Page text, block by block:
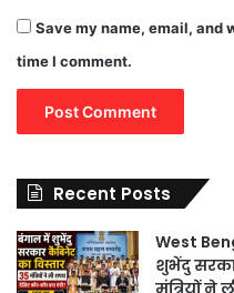
Save my name, email, and
time I comment.
Recent Posts
West
शुभेंदु